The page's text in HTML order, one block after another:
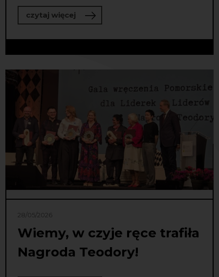
czytaj więcejo Nasłuchujemy! Dźwiękowe lato w
28/05/2026
Wiemy, w czyje ręce trafiła
Nagroda Teodory!